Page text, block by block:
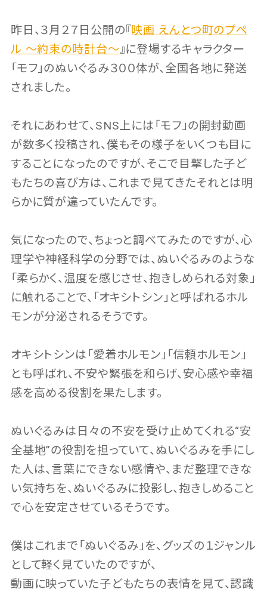
昨日、３月２７日公開の『映画 えんとつ町のプペ
ル 〜約束の時計台〜』に登場するキャラクター
「モフ」のぬいぐるみ３００体が、全国各地に発送
されました。
それにあわせて、SNS上には「モフ」の開封動画
が数多く投稿され、僕もその様子をいくつも目に
することになったのですが、そこで目撃した子ど
もたちの喜び方は、これまで見てきたそれとは明
らかに質が違っていたんです。
気になったので、ちょっと調べてみたのですが、心
理学や神経科学の分野では、ぬいぐるみのような
「柔らかく、温度を感じさせ、抱きしめられる対象」
に触れることで、「オキシトシン」と呼ばれるホル
モンが分泌されるそうです。
オキシトシンは「愛着ホルモン」「信頼ホルモン」
とも呼ばれ、不安や緊張を和らげ、安心感や幸福
感を高める役割を果たします。
ぬいぐるみは日々の不安を受け止めてくれる“安
全基地”の役割を担っていて、ぬいぐるみを手にし
た人は、言葉にできない感情や、まだ整理できな
い気持ちを、ぬいぐるみに投影し、抱きしめること
で心を安定させているそうです。
僕はこれまで「ぬいぐるみ」を、グッズの１ジャンル
として軽く見ていたのですが、
動画に映っていた子どもたちの表情を見て、認識